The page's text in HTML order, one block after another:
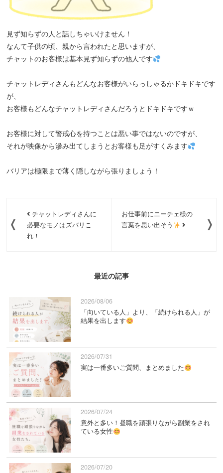
見ず知らずの人と話しちゃいけません！
なんて子供の頃、親から言われたと思いますが、
チャットのお客様は基本見ず知らずの他人です
チャットレディさんもどんなお客様がいらっしゃるかドキドキです
が、
お客様もどんなチャットレディさんだろうとドキドキですｗ
お客様に対して警戒心を持つことは悪い事ではないのですが、
それが映像から滲み出てしまうとお客様も足がすくみます
バリアは極限まで薄く隠しながら張りましょう！
チャットレディさんに
必要なモノはズバリこ
れ！
お仕事前にニーチェ様の
言葉を思い出そう
最近の記事
2026/08/06
「向いている人」より、「続けられる人」が
結果を出します
2026/07/31
実は一番多いご質問、まとめました
2026/07/24
意外と多い！昼職を頑張りながら副業をされ
ている女性
2026/07/20